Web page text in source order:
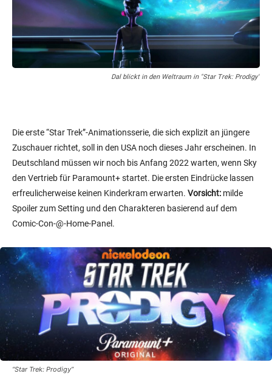
Dal blickt in den Weltraum in "Star Trek: Prodigy"
Die erste “Star Trek”-Animationsserie, die sich explizit an jüngere
Zuschauer richtet, soll in den USA noch dieses Jahr erscheinen. In
Deutschland müssen wir noch bis Anfang 2022 warten, wenn Sky
den Vertrieb für Paramount+ startet. Die ersten Eindrücke lassen
erfreulicherweise keinen Kinderkram erwarten. Vorsicht: milde
Spoiler zum Setting und den Charakteren basierend auf dem
Comic-Con-@-Home-Panel.
“Star Trek: Prodigy”